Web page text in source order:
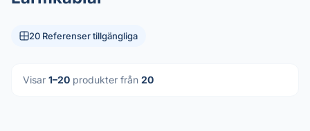
20 Referenser tillgängliga
Visar 1–20 produkter från 20